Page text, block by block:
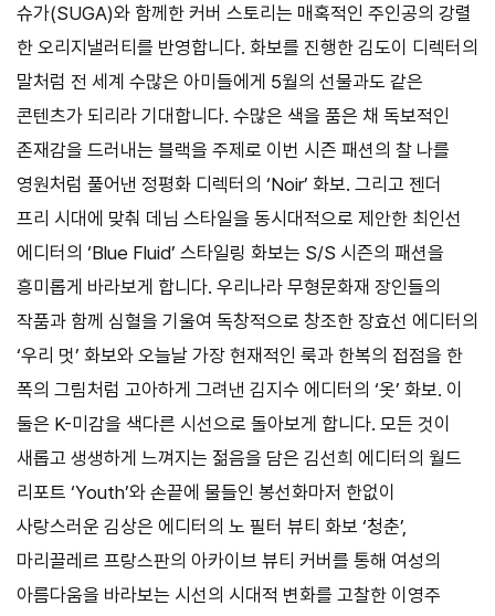
슈가(SUGA)와 함께한 커버 스토리는 매혹적인 주인공의 강렬
한 오리지낼러티를 반영합니다. 화보를 진행한 김도이 디렉터의
말처럼 전 세계 수많은 아미들에게 5월의 선물과도 같은
콘텐츠가 되리라 기대합니다. 수많은 색을 품은 채 독보적인
존재감을 드러내는 블랙을 주제로 이번 시즌 패션의 찰 나를
영원처럼 풀어낸 정평화 디렉터의 ‘Noir’ 화보. 그리고 젠더
프리 시대에 맞춰 데님 스타일을 동시대적으로 제안한 최인선
에디터의 ‘Blue Fluid’ 스타일링 화보는 S/S 시즌의 패션을
흥미롭게 바라보게 합니다. 우리나라 무형문화재 장인들의
작품과 함께 심혈을 기울여 독창적으로 창조한 장효선 에디터의
‘우리 멋’ 화보와 오늘날 가장 현재적인 룩과 한복의 접점을 한
폭의 그림처럼 고아하게 그려낸 김지수 에디터의 ‘옷’ 화보. 이
둘은 K-미감을 색다른 시선으로 돌아보게 합니다. 모든 것이
새롭고 생생하게 느껴지는 젊음을 담은 김선희 에디터의 월드
리포트 ‘Youth’와 손끝에 물들인 봉선화마저 한없이
사랑스러운 김상은 에디터의 노 필터 뷰티 화보 ‘청춘’,
마리끌레르 프랑스판의 아카이브 뷰티 커버를 통해 여성의
아름다움을 바라보는 시선의 시대적 변화를 고찰한 이영주